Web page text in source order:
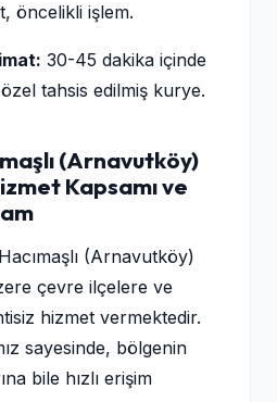
öncelikli işlem.
30-45 dakika içinde
tahsis edilmiş kurye.
(Arnavutköy)
Kapsamı ve
(Arnavutköy)
çevre ilçelere ve
hizmet vermektedir.
sayesinde, bölgenin
bile hızlı erişim